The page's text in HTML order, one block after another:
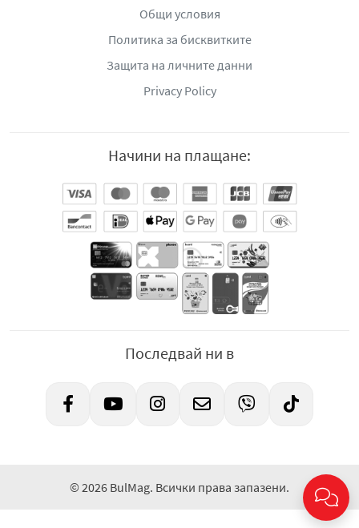
Общи условия
Политика за бисквитките
Защита на личните данни
Privacy Policy
Начини на плащане:
Последвай ни в
© 2026 BulMag. Всички права запазени.